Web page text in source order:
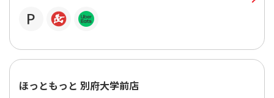
ほっともっと 別府大学前店